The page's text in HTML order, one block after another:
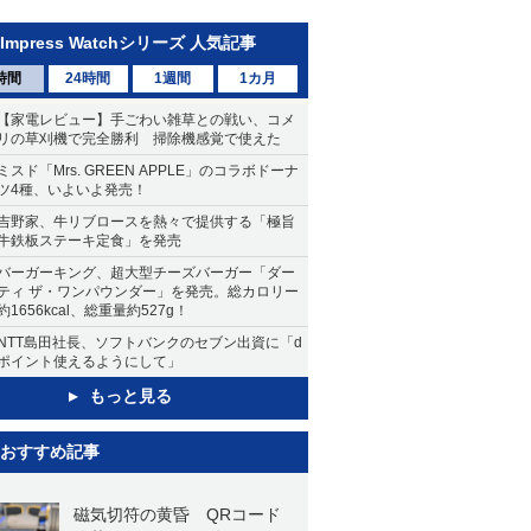
Impress Watchシリーズ 人気記事
間 24時間 1週間 1カ月
家電レビュー】手ごわい雑草との戦い、コメ
の草刈機で完全勝利 掃除機感覚で使えた
スド「Mrs. GREEN APPLE」のコラボドーナ
4種、いよいよ発売！
野家、牛リブロースを熱々で提供する「極旨
鉄板ステーキ定食」を発売
ーガーキング、超大型チーズバーガー「ダー
ィ ザ・ワンパウンダー」を発売。総カロリー
1656kcal、総重量約527g！
島田社長、ソフトバンクのセブン出資に「d
イント使えるようにして」
もっと見る
おすすめ記事
磁気切符の黄昏 QRコード